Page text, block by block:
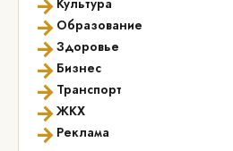
Культура
→ Образование
→Здоровье
→ Бизнес
→ Транспорт
→ЖКХ
→ Реклама